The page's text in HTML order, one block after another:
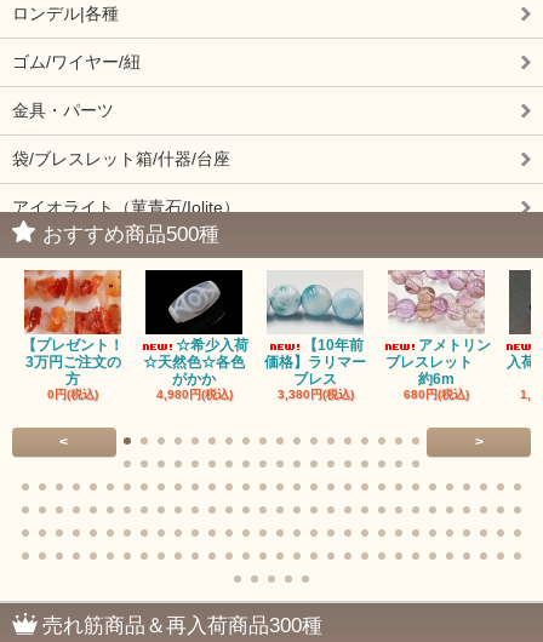
ロンデル|各種
ゴム/ワイヤー/紐
金具・パーツ
袋/ブレスレット箱/什器/台座
アイオライト（菫青石/Iolite）
アイドクレーズ（Idocrase）（別名ベスビアナイト）
アクアマリン（藍玉/藍柱石/Aquamarine）
アクチノライトインクォーツ（Actinolite/緑閃石）
赤瑪瑙（レッドアゲート/カーネリアン）
アゲート（瑪瑙/Agate）各種
おすすめ商品500種
【プレゼント！
3万円ご注文の
方
0円(税込)
☆希少入荷
☆天然色☆各色
がかか
4,980円(税込)
【10年前
価格】ラリマー
ブレス
3,380円(税込)
アメトリン
ブレスレット
約6m
680円(税込)
入荷
< >
売れ筋商品＆再入荷商品300種